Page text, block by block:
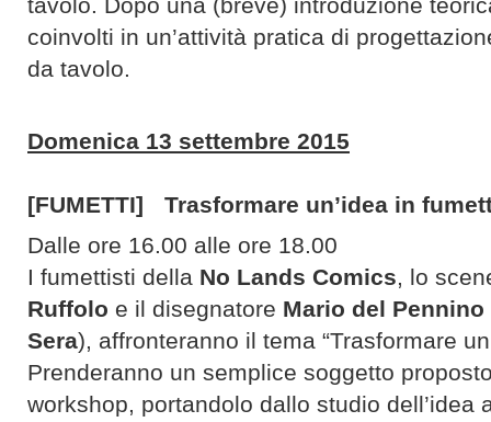
tavolo. Dopo una (breve) introduzione
coinvolti in un’attività pratica di
da tavolo.
Domenica 13 settembre 2015
[FUMETTI] Trasformare un’idea in
Dalle ore 16.00 alle ore 18.00
I fumettisti della No Lands Comics, lo
Ruffolo e il disegnatore Mario del Pennino
Sera), affronteranno il tema “Trasformare
Prenderanno un semplice soggetto
workshop, portandolo dallo studio dell’idea